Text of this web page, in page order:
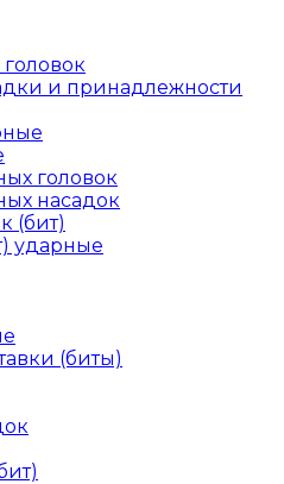
и принадлежности
головок
насадок
(бит)
ударные
(биты)